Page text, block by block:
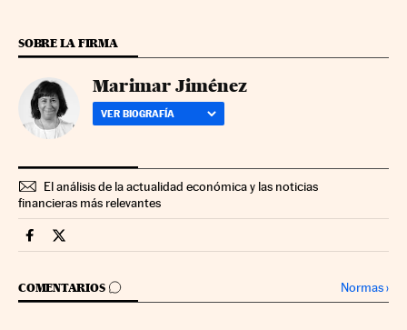
SOBRE LA FIRMA
Marimar Jiménez
VER BIOGRAFÍA
El análisis de la actualidad económica y las noticias
financieras más relevantes
Companias Cinco Días en Facebook
Companias Cinco Días en Twitter
COMENTARIOS
IR A LOS COMENTARIOS Normas›